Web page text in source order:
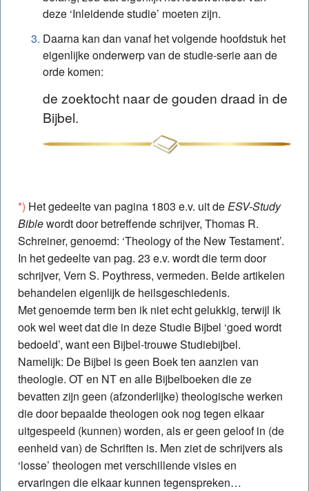
deze ‘Inleidende studie’ moeten zijn.
Daarna kan dan vanaf het volgende hoofdstuk het
eigenlijke onderwerp van de studie-serie aan de
orde komen:
de zoektocht naar de gouden draad in de
Bijbel.
*) Het gedeelte van pagina 1803 e.v. uit de ESV-Study
Biblewordt door betreffende schrijver, Thomas R.
Schreiner, genoemd: ‘Theology of the New Testament’.
In het gedeelte van pag. 23 e.v. wordt die term door
schrijver, Vern S. Poythress, vermeden. Beide artikelen
behandelen eigenlijk de heilsgeschiedenis.
Met genoemde term ben ik niet echt gelukkig, terwijl ik
ook wel weet dat die in deze Studie Bijbel ‘goed wordt
bedoeld’, want een Bijbel-trouwe Studiebijbel.
Namelijk: De Bijbel is geen Boek ten aanzien van
theologie. OT en NT en alle Bijbelboeken die ze
bevatten zijn geen (afzonderlijke) theologische werken
die door bepaalde theologen ook nog tegen elkaar
uitgespeeld (kunnen) worden, als er geen geloof in (de
eenheid van) de Schriften is. Men ziet de schrijvers als
‘losse’ theologen met verschillende visies en
ervaringen die elkaar kunnen tegenspreken…